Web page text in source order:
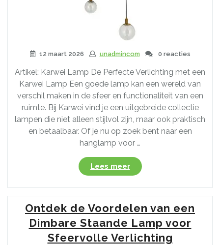
12 maart 2026 unadmincom 0 reacties
Artikel: Karwei Lamp De Perfecte Verlichting met een
Karwei Lamp Een goede lamp kan een wereld van
verschil maken in de sfeer en functionaliteit van een
ruimte. Bij Karwei vind je een uitgebreide collectie
lampen die niet alleen stijlvol zijn, maar ook praktisch
en betaalbaar. Of je nu op zoek bent naar een
hanglamp voor …
Lees meer“Stijlvol
Verlicht:
Ontdek
de
Karwei
Lampencollectie”
Ontdek de Voordelen van een
Dimbare Staande Lamp voor
Sfeervolle Verlichting